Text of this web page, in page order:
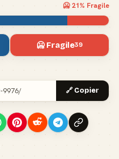
🥶 21% Fragile
🥶 Fragile39
🔗 Copier